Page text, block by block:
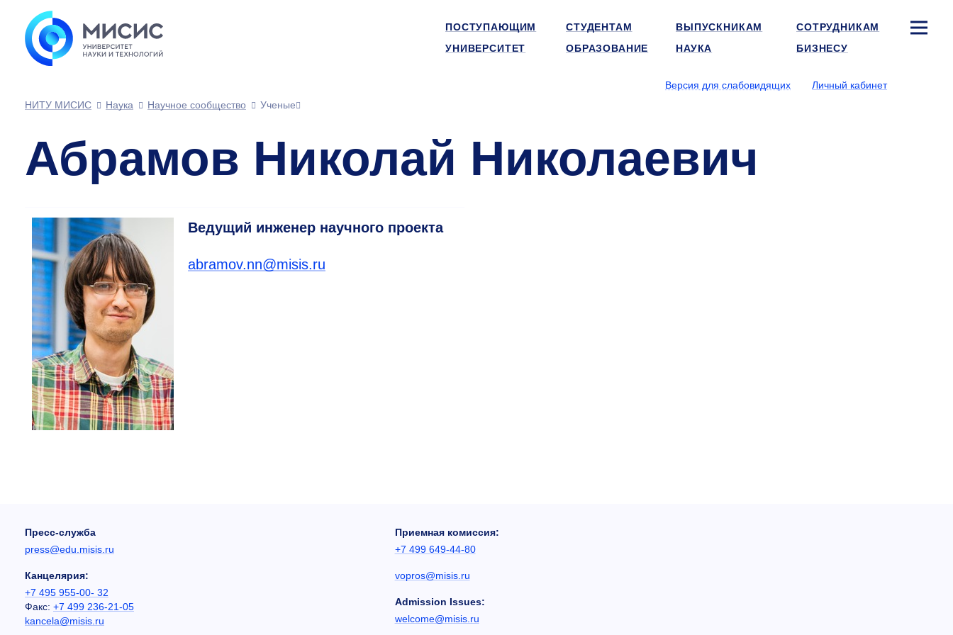
ПОСТУПАЮЩИМ СТУДЕНТАМ ВЫПУСКНИКАМ
СОТРУДНИКАМ
УНИВЕРСИТЕТ
ОБРАЗОВАНИЕ НАУКА БИЗНЕСУ
Версия для слабовидящих
Личный кабинет
НИТУ МИСИС
Наука Научное сообщество Ученые
Абрамов Николай Николаевич
Ведущий инженер научного проекта
abramov.nn@misis.ru
Пресс-служба
press@edu.misis.ru
Канцелярия:
+7 495 955-00- 32
Факс: +7 499 236-21-05
kancela@misis.ru
Приемная комиссия:
+7 499 649-44-80
vopros@misis.ru
Admission Issues:
welcome@misis.ru